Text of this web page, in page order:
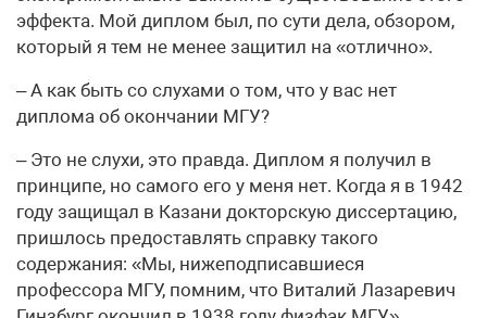
эффекта. Мой диплом был, по сути дела, обзором,
который я тем не менее защитил на «отлично».
– А как быть со слухами о том, что у вас нет
диплома об окончании МГУ?
– Это не слухи, это правда. Диплом я получил в
принципе, но самого его у меня нет. Когда я в 1942
году защищал в Казани докторскую диссертацию,
пришлось предоставлять справку такого
содержания: «Мы, нижеподписавшиеся
профессора МГУ, помним, что Виталий Лазаревич